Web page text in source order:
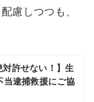
慮しつつも、
許せない！】生
当逮捕救援にご協